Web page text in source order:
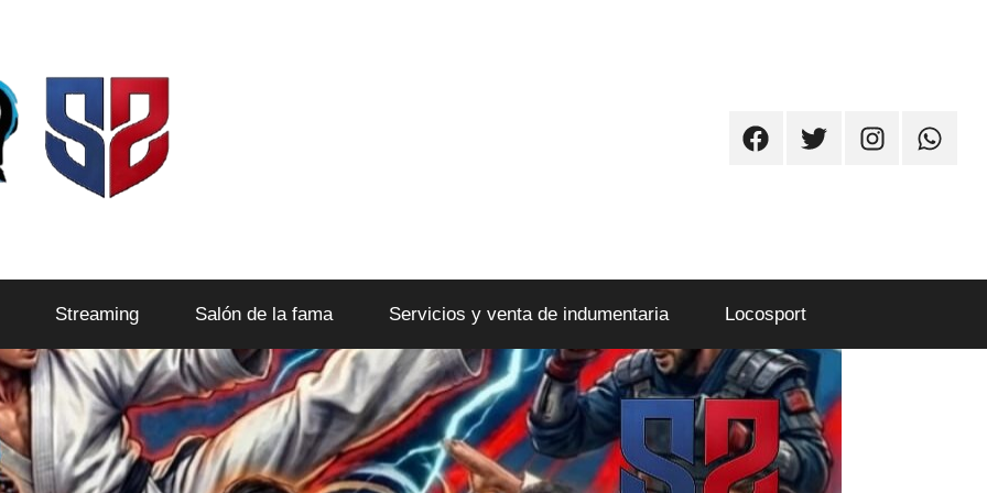
FacebookTwitter Instagram
Streaming Salón de la fama Servicios y venta de indumentaria Locosport